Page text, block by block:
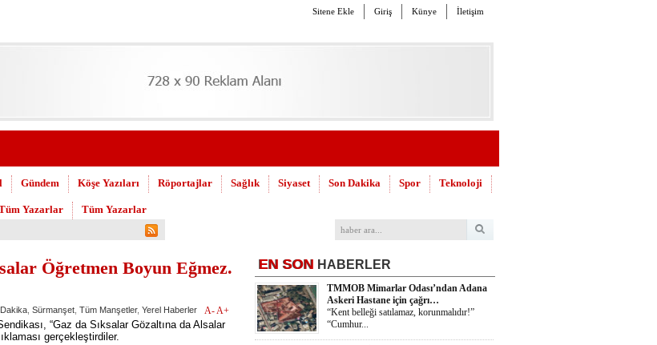
Sitene Ekle Giriş Künye İletişim
Gündem Köşe Yazıları Röportajlar Sağlık Siyaset Son Dakika Spor Teknoloji
Yazarlar Tüm Yazarlar
için çağrı…
Öğretmen Boyun Eğmez.
Sürmanşet Tüm Manşetler, Yerel Haberler A-A+
“Gaz da Sıksalar Gözaltına da Alsalar
gerçekleştirdiler.
EN SON HABERLER
TMMOB Mimarlar Odası’ndan Adana
Askeri Hastane için çağrı…
“Kent belleği satılamaz, korunmalıdır!”
“Cumhur...